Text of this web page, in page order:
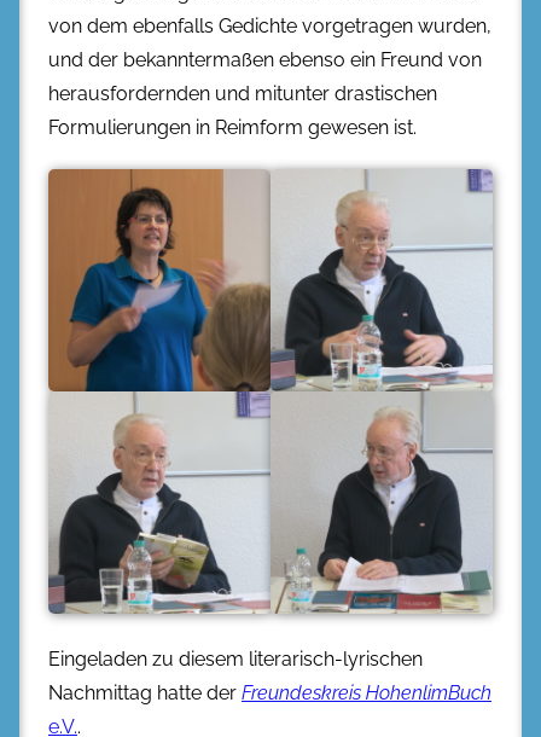
von dem ebenfalls Gedichte vorgetragen wurden,
und der bekanntermaßen ebenso ein Freund von
herausfordernden und mitunter drastischen
Formulierungen in Reimform gewesen ist.
Eingeladen zu diesem literarisch-lyrischen
Nachmittag hatte der Freundeskreis HohenlimBuch
e.V..